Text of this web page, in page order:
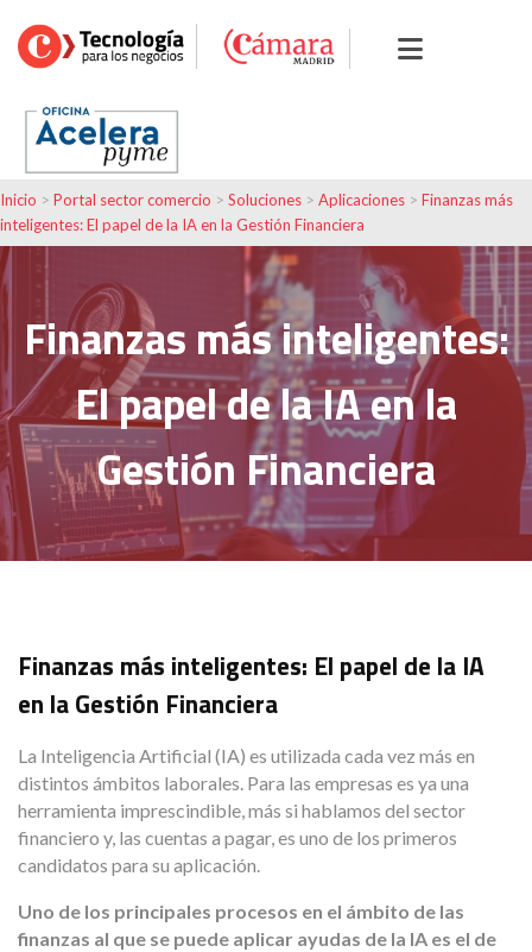
Inicio > Portal sector comercio > Soluciones > Aplicaciones > Finanzas más
inteligentes: El papel de la IA en la Gestión Financiera
Finanzas más inteligentes:
El papel de la IA en la
Gestión Financiera
Finanzas más inteligentes: El papel de la IA
en la Gestión Financiera
La Inteligencia Artificial (IA) es utilizada cada vez más en
distintos ámbitos laborales. Para las empresas es ya una
herramienta imprescindible, más si hablamos del sector
financiero y, las cuentas a pagar, es uno de los primeros
candidatos para su aplicación.
Uno de los principales procesos en el ámbito de las
finanzas al que se puede aplicar ayudas de la IA es el de